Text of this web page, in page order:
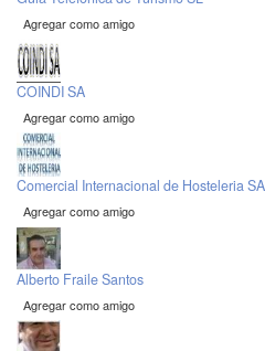
Agregar como amigo
COINDI SA
Agregar como amigo
Comercial Internacional de Hosteleria SA
Agregar como amigo
Alberto Fraile Santos
Agregar como amigo